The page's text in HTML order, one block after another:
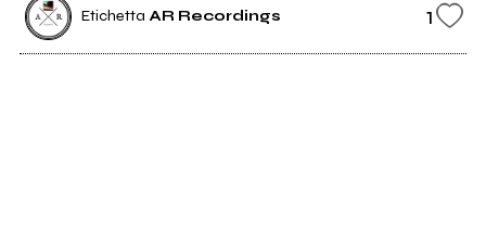
Etichetta AR Recordings 1